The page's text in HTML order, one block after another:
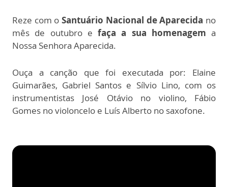
Reze com oSantuário Nacional de Aparecida no
mês de outubro e faça a sua homenagem a
Nossa Senhora Aparecida.
Ouça a canção que foi executada por: Elaine
Guimarães, Gabriel Santos e Sílvio Lino, com os
instrumentistas José Otávio no violino, Fábio
Gomes no violoncelo e Luís Alberto no saxofone.